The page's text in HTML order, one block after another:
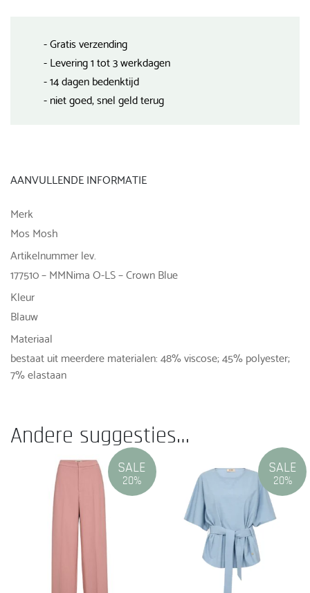
- Gratis verzending
- Levering 1 tot 3 werkdagen
- 14 dagen bedenktijd
- niet goed, snel geld terug
AANVULLENDE INFORMATIE
Merk
Mos Mosh
Artikelnummer lev.
177510 – MMNima O-LS – Crown Blue
Kleur
Blauw
Materiaal
bestaat uit meerdere materialen: 48% viscose; 45% polyester;
7% elastaan
Andere suggesties…
SALE
20%
SALE
20%